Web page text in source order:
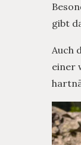
gibt
Auch
einer